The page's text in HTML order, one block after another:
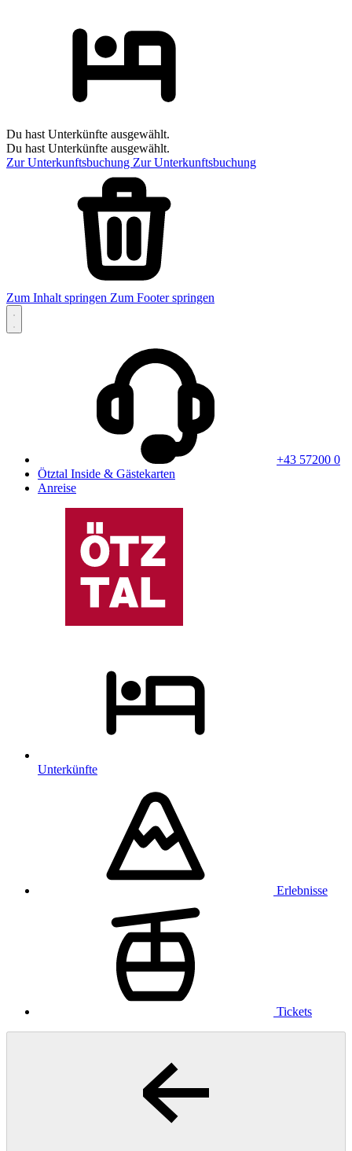
Du hast Unterkünfte ausgewählt.
Du hast Unterkünfte ausgewählt.
Zur Unterkunftsbuchung Zur Unterkunftsbuchung
Zum Inhalt springen Zum Footer springen
+43 57200 0
Ötztal Inside & Gästekarten
Anreise
Unterkünfte
Erlebnisse
Tickets